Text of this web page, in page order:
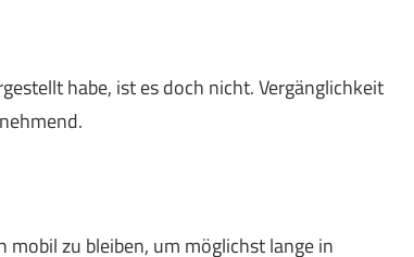
habe, ist es doch nicht. Vergänglichkeit
zu bleiben, um möglichst lange in